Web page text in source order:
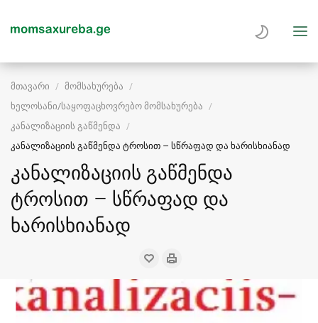
მთავარი
მომსახურება
ხელოსანი/საყოფაცხოვრებო მომსახურება
კანალიზაციის გაწმენდა
კანალიზაციის გაწმენდა ტროსით – სწრაფად და ხარისხიანად
კანალიზაციის გაწმენდა
ტროსით – სწრაფად და
ხარისხიანად